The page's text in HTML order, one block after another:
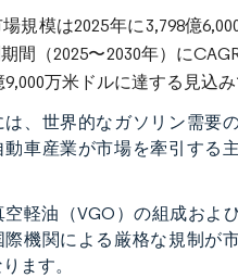
規模は2025年に3,798億
間（2025〜2030年）に
9,000万米ドルに達する見込み
は、世界的なガソリン需要
動車産業が市場を牽引する
空軽油（VGO）の組成およ
際機関による厳格な規制が
ます。